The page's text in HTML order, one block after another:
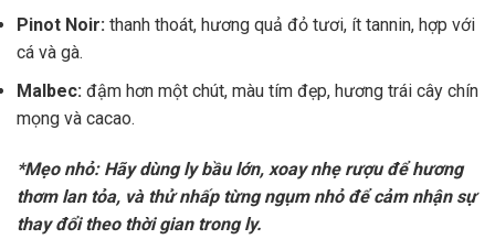
Pinot Noir: thanh thoát, hương quả đỏ tươi, ít tannin, hợp với
cá và gà.
Malbec: đậm hơn một chút, màu tím đẹp, hương trái cây chín
mọng và cacao.
*Mẹo nhỏ: Hãy dùng ly bầu lớn, xoay nhẹ rượu để hương
thơm lan tỏa, và thử nhấp từng ngụm nhỏ để cảm nhận sự
thay đổi theo thời gian trong ly.